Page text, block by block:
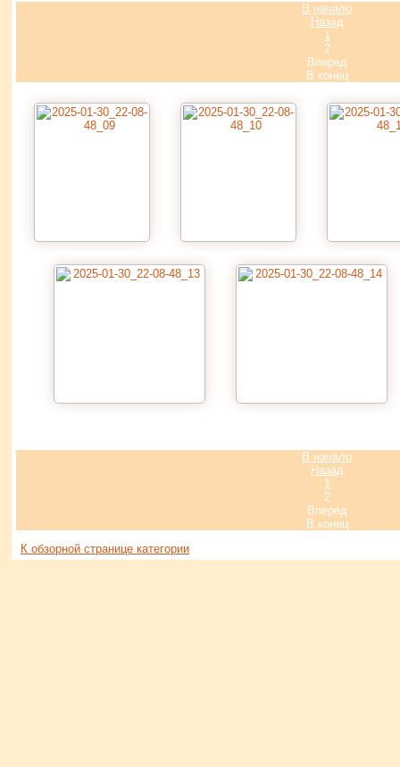
В начало
Назад
1
2
Вперед
В конец
В начало
Назад
1
2
Вперед
В конец
К обзорной странице категории